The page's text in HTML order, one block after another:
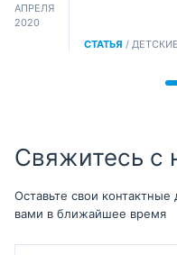
АПРЕЛЯ
2020
СТАТЬЯ /
Свяжитесь с
Оставьте свои
вами в ближайшее время